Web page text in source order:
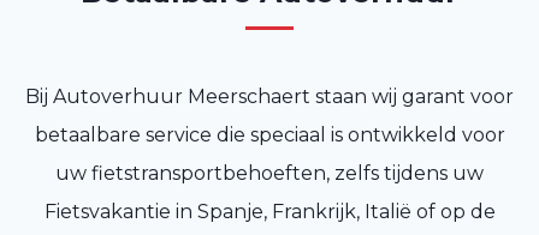
Bij Autoverhuur Meerschaert staan wij garant voor
betaalbare service die speciaal is ontwikkeld voor
uw fietstransportbehoeften, zelfs tijdens uw
Fietsvakantie in Spanje, Frankrijk, Italië of op de